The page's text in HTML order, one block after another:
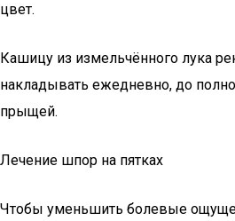
цвет.
Кашицу из измельчённого лука
накладывать ежедневно, до
прыщей.
Лечение шпор на пятках
Чтобы уменьшить болевые